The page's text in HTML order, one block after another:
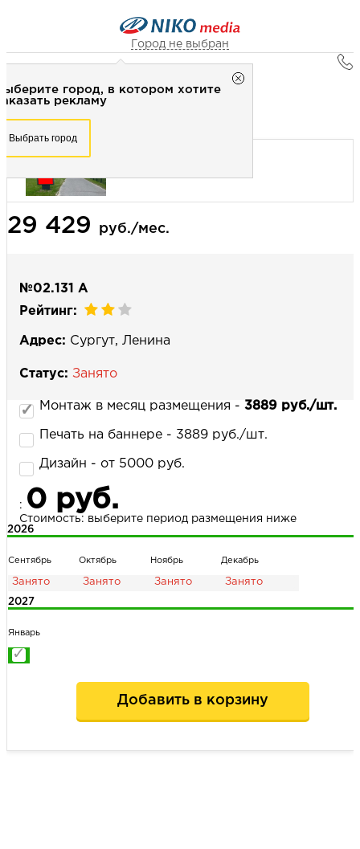
Город не выбран
город, в котором хотите
рекламу
Выбрать город
Город не выбран
Рекламное агентство НИКО-медиа
+7 (3462) 550-877
Выберите свой город
НАПИСАТЬ НАМ
Наружная реклама
Сити-формат 1,2x1,8 (сторона А) - Статика
29 429 руб./мес.
№02.131 А
Рейтинг:
Адрес: Сургут, Ленина
Статус: Занято
Монтаж в месяц размещения - 3889 руб./шт.
Печать на баннере - 3889 руб./шт.
Дизайн - от 5000 руб.
: 0 руб.
Стоимость: выберите период размещения ниже
2026
Сентябрь Октябрь Ноябрь Декабрь
2027
Январь
Добавить в корзину